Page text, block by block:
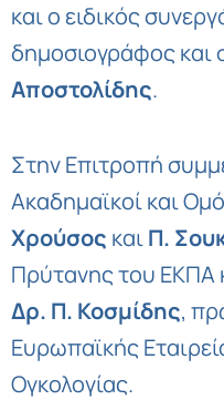
και ο ειδικός
δημοσιογράφος και
Αποστολίδης.
Στην Επιτροπή
Ακαδημαϊκοί και
Χρούσος καιΠ.
Πρύτανης του ΕΚΠΑ
Δρ. Π. Κοσμίδης,
Ευρωπαϊκής
Ογκολογίας.